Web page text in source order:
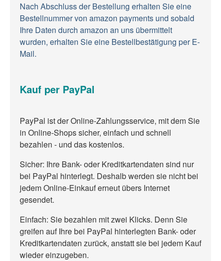
Nach Abschluss der Bestellung erhalten Sie eine
Bestellnummer von amazon payments und sobald
Ihre Daten durch amazon an uns übermittelt
wurden, erhalten Sie eine Bestellbestätigung per E-
Mail.
Kauf per PayPal
PayPal ist der Online-Zahlungsservice, mit dem Sie
in Online-Shops sicher, einfach und schnell
bezahlen - und das kostenlos.
Sicher: Ihre Bank- oder Kreditkartendaten sind nur
bei PayPal hinterlegt. Deshalb werden sie nicht bei
jedem Online-Einkauf erneut übers Internet
gesendet.
Einfach: Sie bezahlen mit zwei Klicks. Denn Sie
greifen auf Ihre bei PayPal hinterlegten Bank- oder
Kreditkartendaten zurück, anstatt sie bei jedem Kauf
wieder einzugeben.